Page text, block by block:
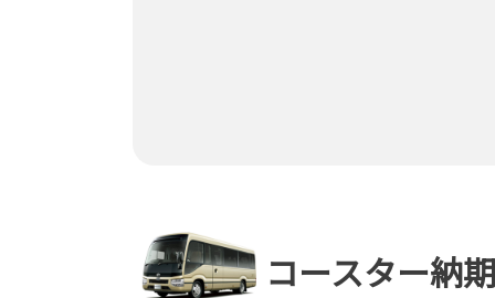
コースター納